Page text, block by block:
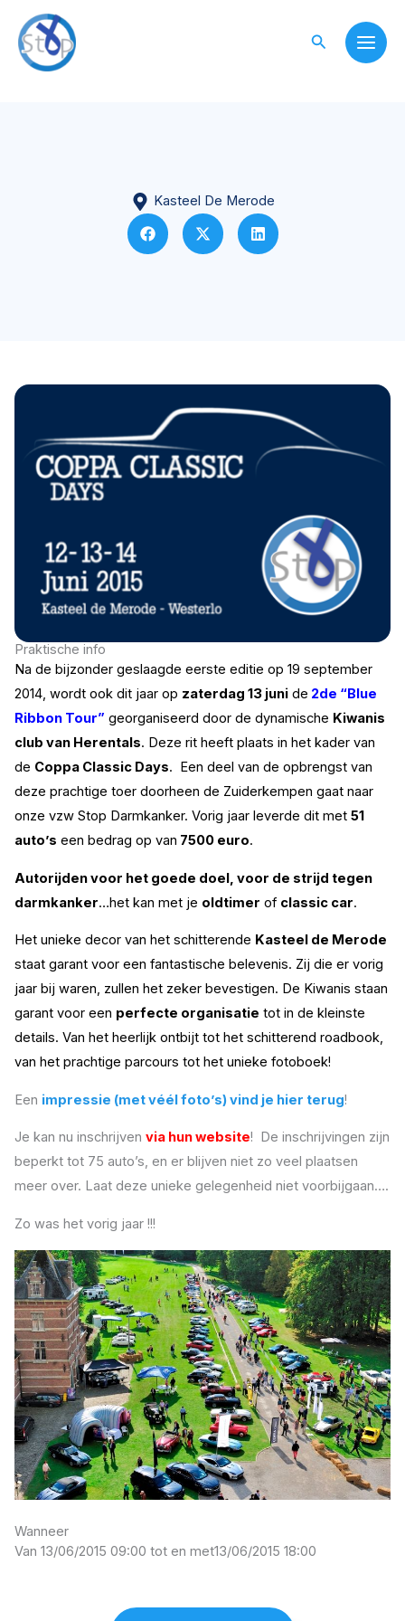
content
Search
Kasteel De Merode
Praktische info
Na de bijzonder geslaagde eerste editie op 19 september
2014, wordt ook dit jaar op zaterdag 13 juni de 2de “Blue
Ribbon Tour” georganiseerd door de dynamische Kiwanis
club van Herentals. Deze rit heeft plaats in het kader van
de Coppa Classic Days. Een deel van de opbrengst van
deze prachtige toer doorheen de Zuiderkempen gaat naar
onze vzw Stop Darmkanker. Vorig jaar leverde dit met 51
auto’s een bedrag op van 7500 euro.
Autorijden voor het goede doel, voor de strijd tegen
darmkanker…het kan met je oldtimer of classic car.
Het unieke decor van het schitterende Kasteel de Merode
staat garant voor een fantastische belevenis. Zij die er vorig
jaar bij waren, zullen het zeker bevestigen. De Kiwanis staan
garant voor een perfecte organisatie tot in de kleinste
details. Van het heerlijk ontbijt tot het schitterend roadbook,
van het prachtige parcours tot het unieke fotoboek!
Een impressie (met véél foto’s) vind je hier terug!
Je kan nu inschrijven via hun website! De inschrijvingen zijn
beperkt tot 75 auto’s, en er blijven niet zo veel plaatsen
meer over. Laat deze unieke gelegenheid niet voorbijgaan….
Zo was het vorig jaar !!!
Wanneer
Van 13/06/2015 09:00 tot en met13/06/2015 18:00